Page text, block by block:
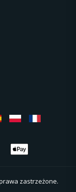
zastrzeżone.